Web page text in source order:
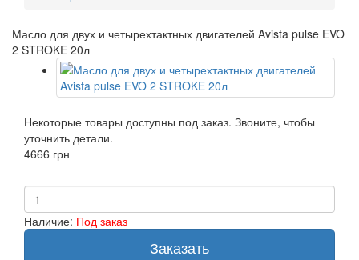
Масло для двух и четырехтактных двигателей Avista pulse EVO
2 STROKE 20л
Некоторые товары доступны под заказ. Звоните, чтобы
уточнить детали.
4666 грн
Наличие: Под заказ
Заказать